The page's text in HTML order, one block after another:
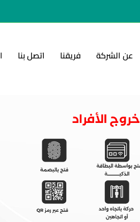
عن الشركة فريقنا اتصل بنا